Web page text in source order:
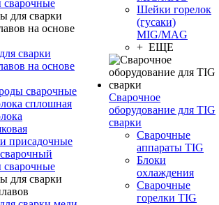
сварки
на основе
сварочные
сплошная
присадочные
Шейки горелок
(гусаки)
MIG/MAG
+ ЕЩЕ
Сварочное
оборудование для TIG
сварки
Сварочные
аппараты TIG
Блоки
охлаждения
Сварочные
горелки TIG